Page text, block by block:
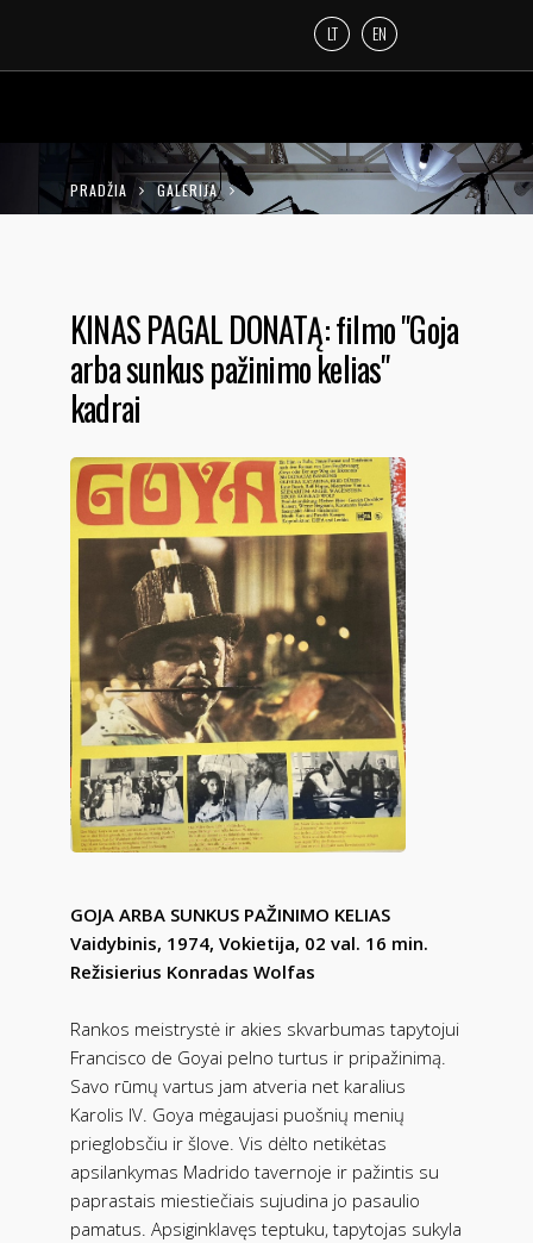
LT EN
PRADŽIA GALERIJA
KINAS PAGAL DONATĄ: filmo "Goja
arba sunkus pažinimo kelias"
kadrai
GOJA ARBA SUNKUS PAŽINIMO KELIAS
Vaidybinis, 1974, Vokietija, 02 val. 16 min.
Režisierius Konradas Wolfas
Rankos meistrystė ir akies skvarbumas tapytojui
Francisco de Goyai pelno turtus ir pripažinimą.
Savo rūmų vartus jam atveria net karalius
Karolis IV. Goya mėgaujasi puošnių menių
prieglobsčiu ir šlove. Vis dėlto netikėtas
apsilankymas Madrido tavernoje ir pažintis su
paprastais miestiečiais sujudina jo pasaulio
pamatus. Apsiginklavęs teptuku, tapytojas sukyla